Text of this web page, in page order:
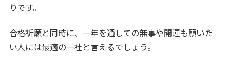
りです。
合格祈願と同時に、一年を通しての無事や開運も願いた
い人には最適の一社と言えるでしょう。